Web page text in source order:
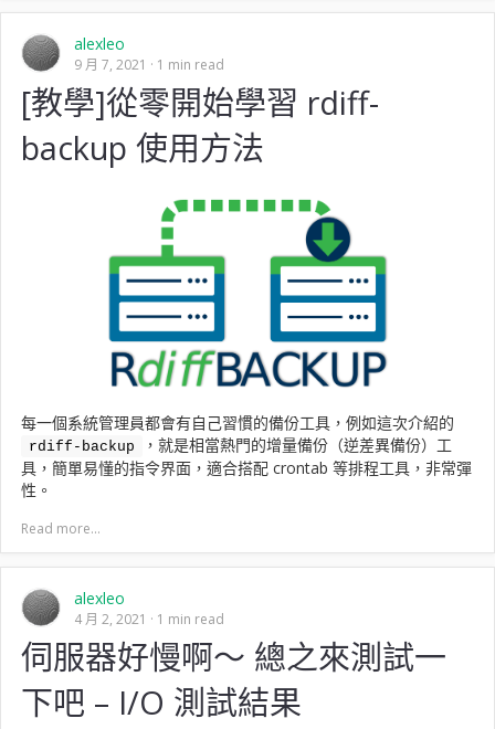
alexleo
9 月 7, 2021 1 min read
[教學]從零開始學習 rdiff-
backup 使用方法
每一個系統管理員都會有自己習慣的備份工具，例如這次介紹的
rdiff-backup
，就是相當熱門的增量備份（逆差異備份）工
具，簡單易懂的指令界面，適合搭配 crontab 等排程工具，非常彈
性。
Read more...
alexleo
4 月 2, 2021 1 min read
伺服器好慢啊～ 總之來測試一
下吧 – I/O 測試結果